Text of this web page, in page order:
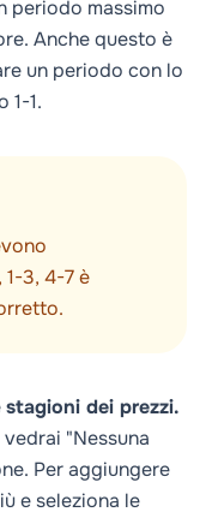
periodo massimo
Anche questo è
un periodo con lo
1-1.
3, 4-7 è
stagioni dei prezzi.
"Nessuna
Per aggiungere
e seleziona le